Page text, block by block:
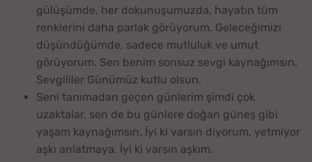
gülüşümde, her dokunuşumuzda, hayatın tüm
renklerini daha parlak görüyorum. Geleceğimizi
düşündüğümde, sadece mutluluk ve umut
görüyorum. Sen benim sonsuz sevgi kaynağımsın.
Sevgililer Günümüz kutlu olsun.
Seni tanımadan geçen günlerim şimdi çok
uzaktalar, sen de bu günlere doğan güneş gibi
yaşam kaynağımsın. İyi ki varsın diyorum, yetmiyor
aşkı anlatmaya. İyi ki varsın aşkım.